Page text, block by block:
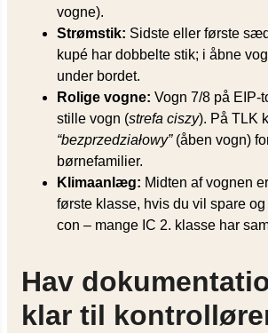
vogne).
Strømstik: Sidste eller første
kupé har dobbelte stik; i åbne
under bordet.
Rolige vogne: Vogn 7/8 på EIP-
stille vogn (strefa ciszy). På TLK
“bezprzedziałowy”(åben vogn)
børnefamilier.
Klimaanlæg: Midten af vognen
første klasse, hvis du vil spare
con – mange IC 2. klasse har
Hav
klar til